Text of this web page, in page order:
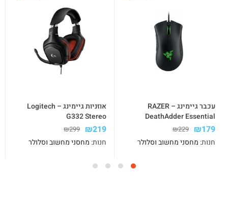
עכבר גיימינג – RAZER
DeathAdder Essential
₪179
₪229
חנות: מחסני מחשוב וסלולר
אוזניות גיימינג – Logitech
G332 Stereo
₪219
₪299
חנות: מחסני מחשוב וסלולר